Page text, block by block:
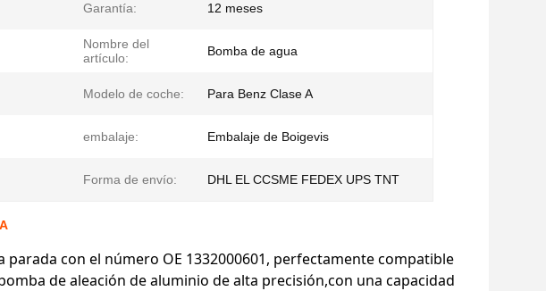
Garantía: 12 meses
Nombre del
artículo:
Bomba de agua
Modelo de coche: Para Benz Clase A
embalaje: Embalaje de Boigevis
Forma de envío: DHL EL CCSME FEDEX UPS TNT
con el número OE 1332000601, perfectamente compatible
de aleación de aluminio de alta precisión,con una capacidad